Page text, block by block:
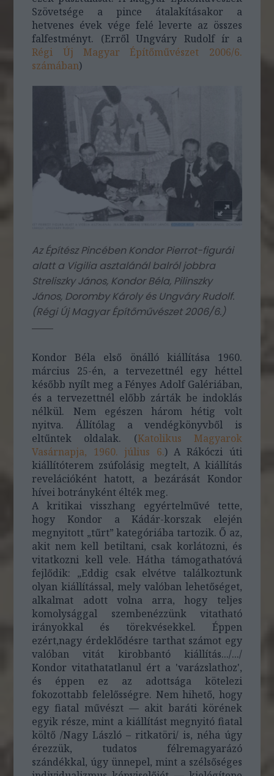
Szövetsége a pince átalakításakor a
hetvenes évek vége felé leverte az összes
falfestményt. (Erről Ungváry Rudolf ír a
Régi Új Magyar Építőművészet 2006/6.
számában)
Az Építész Pincében Kondor Pierrot-figurái
alatt a Vigilia asztalánál balról jobbra
Streliszky János, Kondor Béla, Pilinszky
János, Doromby Károly és Ungváry Rudolf.
(Régi Új Magyar Építőművészet 2006/6.)
Kondor Béla első önálló kiállítása 1960.
március 25-én, a tervezettnél egy héttel
később nyílt meg a Fényes Adolf Galériában,
és a tervezettnél előbb zárták be indoklás
nélkül. Nem egészen három hétig volt
nyitva. Állítólag a vendégkönyvből is
eltűntek oldalak. (Katolikus Magyarok
Vasárnapja, 1960. július 6.) A Rákóczi úti
kiállítóterem zsúfolásig megtelt, A kiállítás
revelációként hatott, a bezárását Kondor
hívei botrányként élték meg.
A kritikai visszhang egyértelművé tette,
hogy Kondor a Kádár-korszak elején
megnyitott „tűrt” kategóriába tartozik. Ő az,
akit nem kell betiltani, csak korlátozni, és
vitatkozni kell vele. Hátha támogathatóvá
fejlődik: „Eddig csak elvétve találkoztunk
olyan kiállítással, mely valóban lehetőséget,
alkalmat adott volna arra, hogy teljes
komolysággal szembenézzünk vitatható
irányokkal és törekvésekkel. Éppen
ezért,nagy érdeklődésre tarthat számot egy
valóban vitát kirobbantó kiállítás.../.../
Kondor vitathatatlanul ért a 'varázslathoz',
és éppen ez az adottsága kötelezi
fokozottabb felelősségre. Nem hihető, hogy
egy fiatal művészt — akit baráti körének
egyik része, mint a kiállítást megnyitó fiatal
költő /Nagy László – ritkatöri/ is, néha úgy
érezzük, tudatos félremagyarázó
szándékkal, úgy ünnepel, mint a szélsőséges